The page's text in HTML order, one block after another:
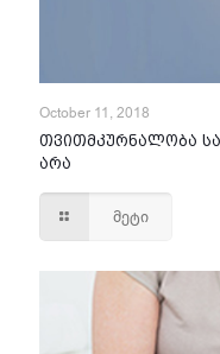
October 11, 2018
თვითმკურნალობა
არა
მეტი